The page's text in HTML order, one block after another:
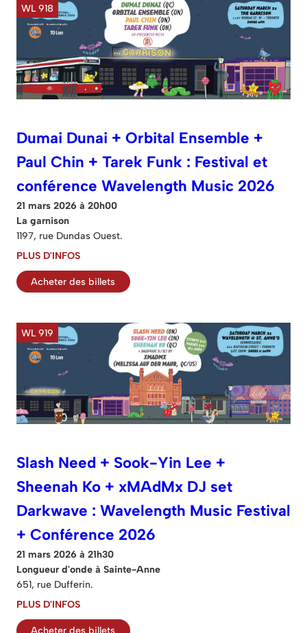
WL 918
Dumai Dunai + Orbital Ensemble +
Paul Chin + Tarek Funk : Festival et
conférence Wavelength Music 2026
21 mars 2026 à 20h00
La garnison
1197, rue Dundas Ouest.
PLUS D'INFOS
Acheter des billets
WL 919
Slash Need + Sook-Yin Lee +
Sheenah Ko + xMAdMx DJ set
Darkwave : Wavelength Music Festival
+ Conférence 2026
21 mars 2026 à 21h30
Longueur d'onde à Sainte-Anne
651, rue Dufferin.
PLUS D'INFOS